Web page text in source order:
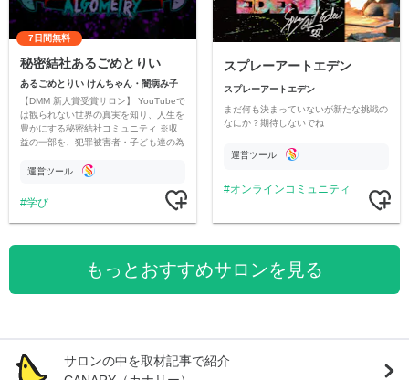
7日間無料
秘密結社あるごめとりい
あるごめとりい けんちゃん・闇病み子
【DMM 新人賞受賞サロン】 YouTubeで
は観られない世界の真実を知り、人生を
豊かにする秘密結社コミュニティ ※収
益の一部を、犯罪被害者・子ども達の為
す運営ツール
学び
スプレーアートエデン
スプレーアートエデン
まだ何も決まっていないが新たな挑戦の
なにか？期待しないでね
運営ツール
オンラインコミュニティ
もっとおすすめサロンを見る
サロンの中を取材記事で紹介